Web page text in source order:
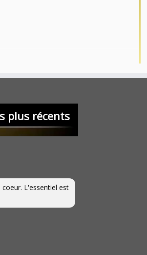
plus récents
coeur. L'essentiel est